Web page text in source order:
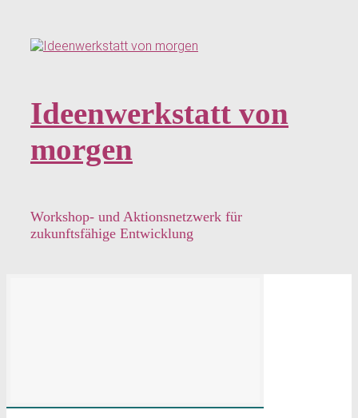
springen
Ideenwerkstatt von
morgen
Workshop- und Aktionsnetzwerk für
zukunftsfähige Entwicklung